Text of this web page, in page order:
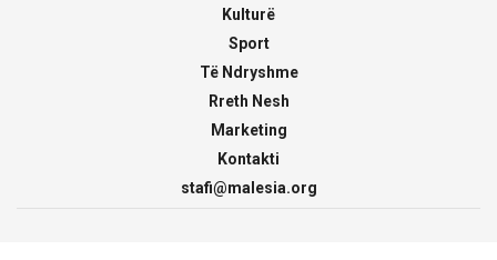
Kulturë
Sport
Të Ndryshme
Rreth Nesh
Marketing
Kontakti
stafi@malesia.org